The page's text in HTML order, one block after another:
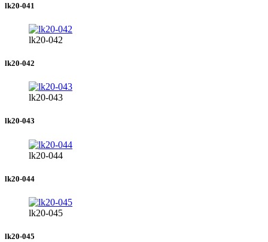
lk20-041
lk20-042
lk20-042
lk20-043
lk20-043
lk20-044
lk20-044
lk20-045
lk20-045